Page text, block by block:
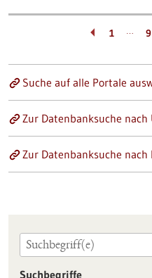
1 … 9
Suche auf alle Portale
Zur Datenbanksuche
Zur Datenbanksuche
Suchbegriffe